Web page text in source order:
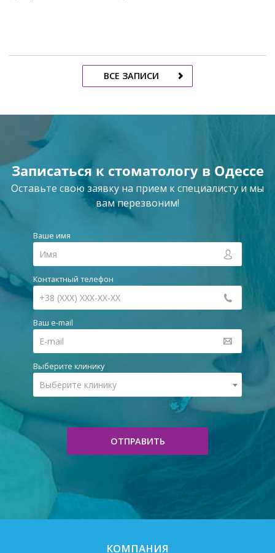
ВСЕ ЗАПИСИ
Записаться к стоматологу в Одессе
Оставьте свою заявку на прием к специалисту и мы
вам перезвоним!
Ваше имя
Контактный телефон
Ваш e-mail
Выберите клинику
Выберите клинику
ОТПРАВИТЬ
КОМПАНИЯ